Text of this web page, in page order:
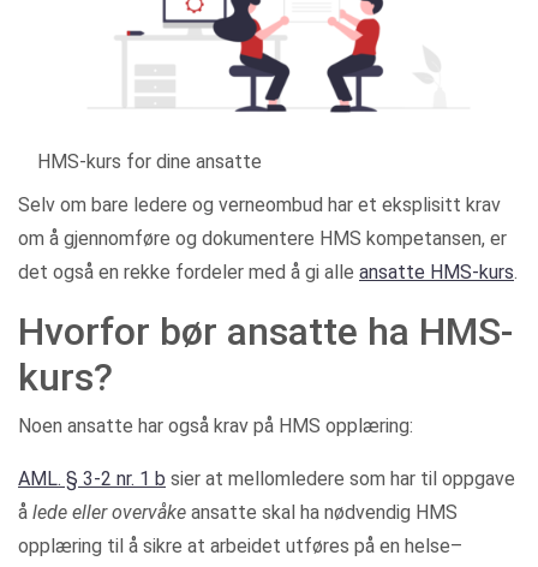
HMS-kurs for dine ansatte
Selv om bare ledere og verneombud har et eksplisitt krav
om å gjennomføre og dokumentere HMS kompetansen, er
det også en rekke fordeler med å gi alle ansatte HMS-kurs.
Hvorfor bør ansatte ha HMS-
kurs?
Noen ansatte har også krav på HMS opplæring:
AML. § 3-2 nr. 1 b sier at mellomledere som har til oppgave
å lede eller overvåke ansatte skal ha nødvendig HMS
opplæring til å sikre at arbeidet utføres på en helse–